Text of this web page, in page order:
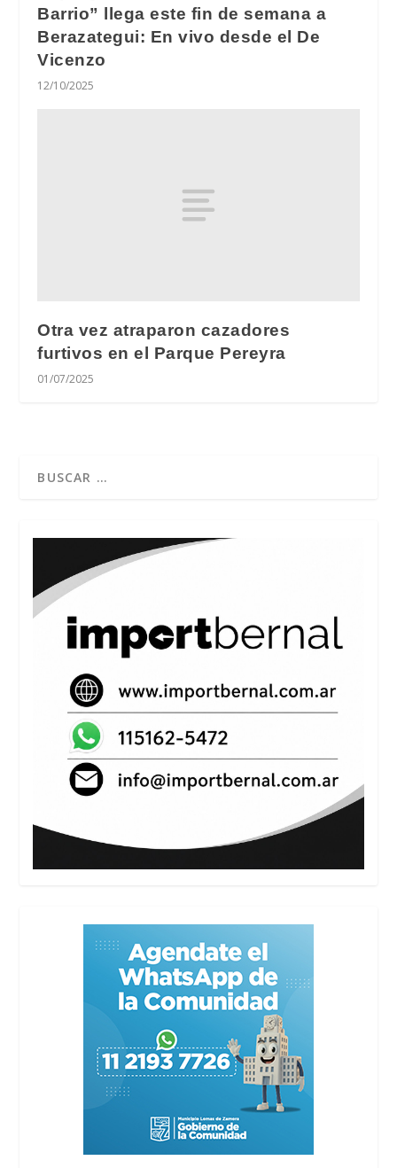
Barrio” llega este fin de semana a
Berazategui: En vivo desde el De
Vicenzo
12/10/2025
Otra vez atraparon cazadores
furtivos en el Parque Pereyra
01/07/2025